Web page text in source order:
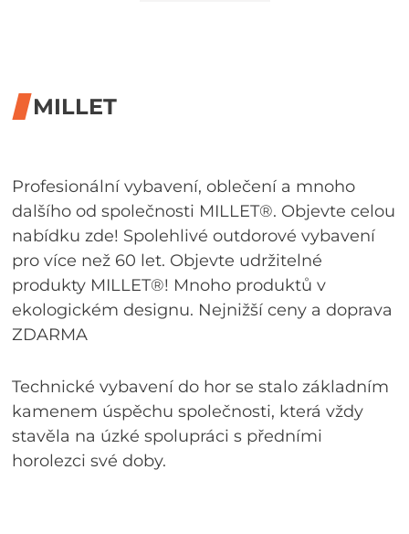
MILLET
Profesionální vybavení, oblečení a mnoho
dalšího od společnosti MILLET®. Objevte celou
nabídku zde! Spolehlivé outdorové vybavení
pro více než 60 let. Objevte udržitelné
produkty MILLET®! Mnoho produktů v
ekologickém designu. Nejnižší ceny a doprava
ZDARMA
Technické vybavení do hor se stalo základním
kamenem úspěchu společnosti, která vždy
stavěla na úzké spolupráci s předními
horolezci své doby.